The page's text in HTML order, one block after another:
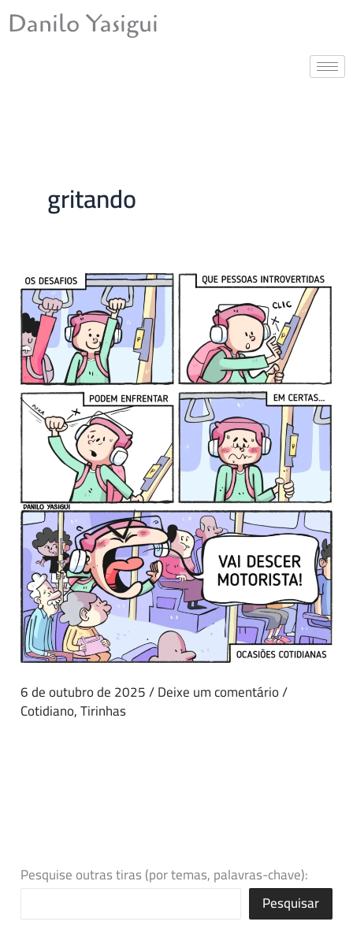
para
Danilo Yasigui
gritando
6 de outubro de 2025/Deixe um comentário/
Cotidiano,Tirinhas
Pesquise outras tiras (por temas, palavras-chave):
Pesquisar